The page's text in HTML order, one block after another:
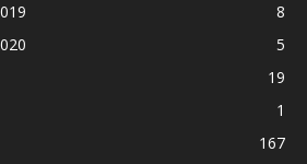
8
5
19
1
167